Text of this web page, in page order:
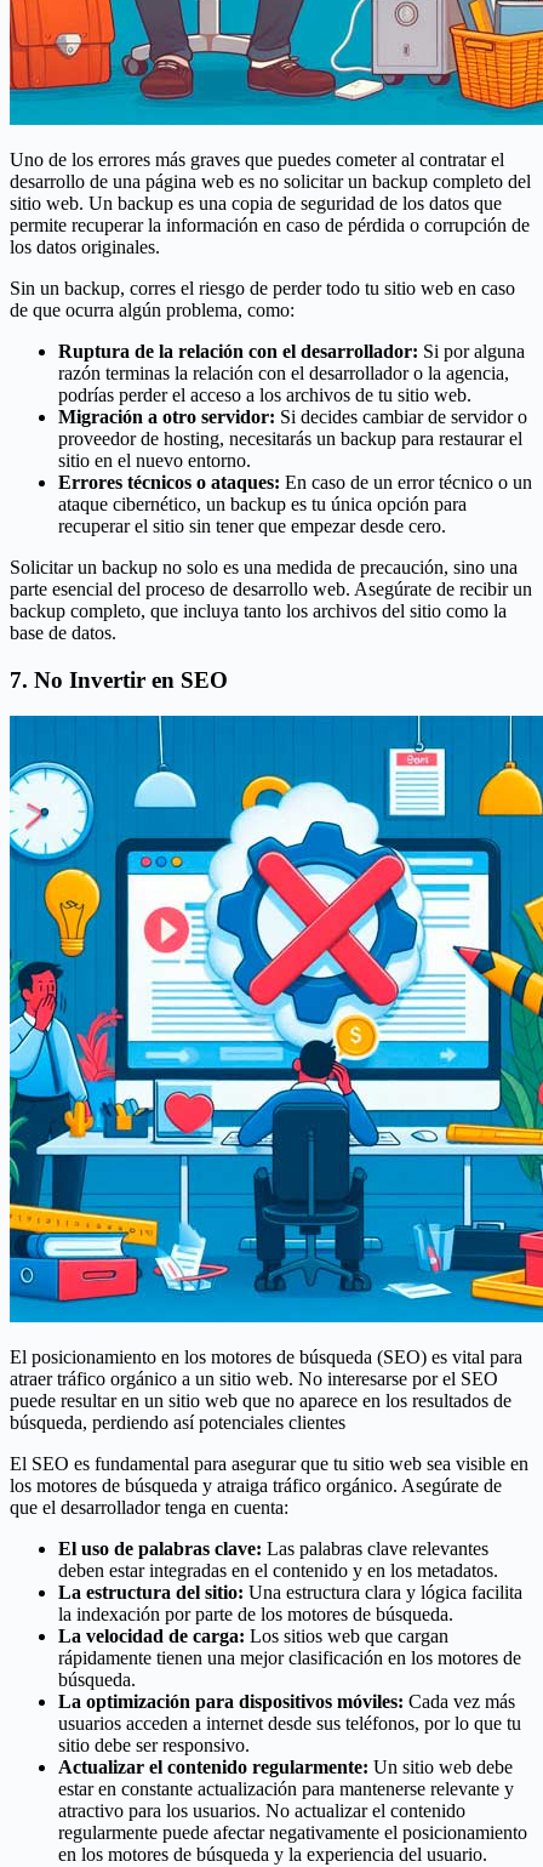
Uno de los errores más graves que puedes cometer al contratar el
desarrollo de una página web es no solicitar un backup completo del
sitio web. Un backup es una copia de seguridad de los datos que
permite recuperar la información en caso de pérdida o corrupción de
los datos originales.
Sin un backup, corres el riesgo de perder todo tu sitio web en caso
de que ocurra algún problema, como:
Ruptura de la relación con el desarrollador: Si por alguna
razón terminas la relación con el desarrollador o la agencia,
podrías perder el acceso a los archivos de tu sitio web.
Migración a otro servidor: Si decides cambiar de servidor o
proveedor de hosting, necesitarás un backup para restaurar el
sitio en el nuevo entorno.
Errores técnicos o ataques: En caso de un error técnico o un
ataque cibernético, un backup es tu única opción para
recuperar el sitio sin tener que empezar desde cero.
Solicitar un backup no solo es una medida de precaución, sino una
parte esencial del proceso de desarrollo web. Asegúrate de recibir un
backup completo, que incluya tanto los archivos del sitio como la
base de datos.
7. No Invertir en SEO
El posicionamiento en los motores de búsqueda (SEO) es vital para
atraer tráfico orgánico a un sitio web. No interesarse por el SEO
puede resultar en un sitio web que no aparece en los resultados de
búsqueda, perdiendo así potenciales clientes
El SEO es fundamental para asegurar que tu sitio web sea visible en
los motores de búsqueda y atraiga tráfico orgánico. Asegúrate de
que el desarrollador tenga en cuenta:
El uso de palabras clave: Las palabras clave relevantes
deben estar integradas en el contenido y en los metadatos.
La estructura del sitio: Una estructura clara y lógica facilita
la indexación por parte de los motores de búsqueda.
La velocidad de carga: Los sitios web que cargan
rápidamente tienen una mejor clasificación en los motores de
búsqueda.
La optimización para dispositivos móviles: Cada vez más
usuarios acceden a internet desde sus teléfonos, por lo que tu
sitio debe ser responsivo.
Actualizar el contenido regularmente: Un sitio web debe
estar en constante actualización para mantenerse relevante y
atractivo para los usuarios. No actualizar el contenido
regularmente puede afectar negativamente el posicionamiento
en los motores de búsqueda y la experiencia del usuario.